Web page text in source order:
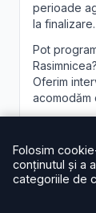
perioade
la finalizare.
Pot
Rasimnicea?
Oferim
acomodăm
Desigur.
câmpul
cerere.
Folosim
conținutul și a
categoriile de